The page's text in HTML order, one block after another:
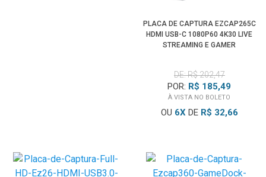
PLACA DE CAPTURA EZCAP265C
HDMI USB-C 1080P60 4K30 LIVE
STREAMING E GAMER
DE: R$ 202,47
POR: R$ 185,49
À VISTA NO BOLETO
OU 6XDE R$ 32,66